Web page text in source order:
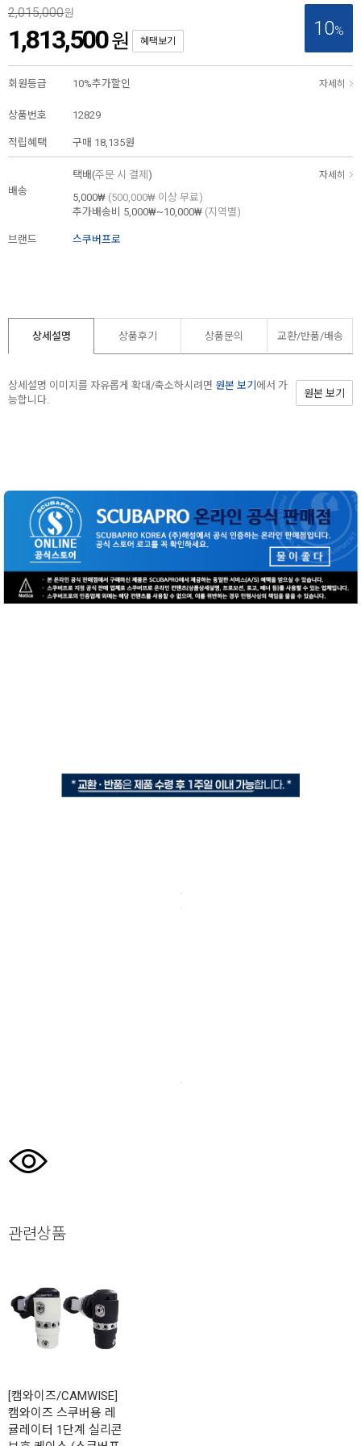
10%
2,015,000원
1,813,500원 혜택보기
회원등급 10%추가할인 자세히
상품번호 12829
적립혜택 구매 18,135원
배송
택배(주문 시 결제 ) 자세히
5,000₩ (500,000₩ 이상 무료)
추가배송비
5,000₩~10,000₩ (지역별)
브랜드 스쿠버프로
상세설명 상품후기 상품문의 교환/반품/배송
상세설명 이미지를 자유롭게 확대/축소하시려면 원본 보기 에서 가
능합니다.
원본 보기